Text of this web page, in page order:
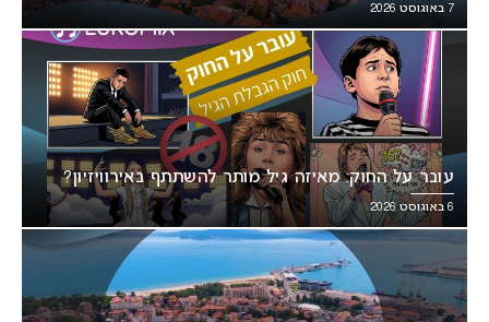
7 באוגוסט 2026
עובר על החוק: מאיזה גיל מותר להשתתף באירוויזיון?
6 באוגוסט 2026